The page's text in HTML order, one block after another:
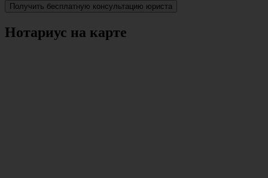
Получить бесплатную консультацию юриста
Нотариус на карте